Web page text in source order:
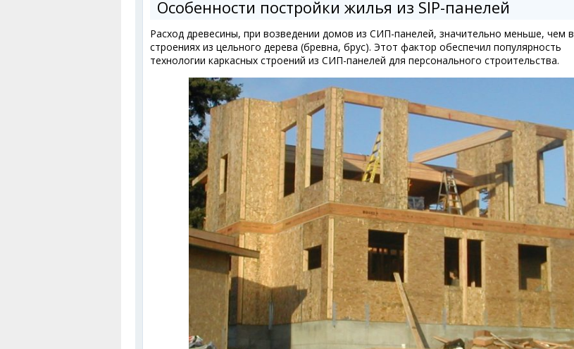
Особенности постройки жилья из SIP-панелей
Расход древесины, при возведении домов из СИП-панелей, значительно меньше, чем в
строениях из цельного дерева (бревна, брус). Этот фактор обеспечил популярность
технологии каркасных строений из СИП-панелей для персонального строительства.